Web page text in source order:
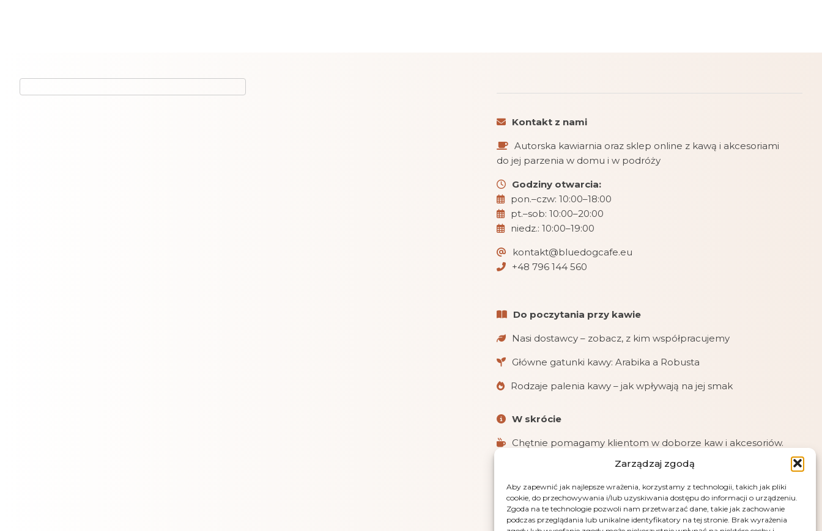
Zarządzaj zgodą
Aby zapewnić jak najlepsze wrażenia, korzystamy z technologii, takich jak pliki
cookie, do przechowywania i/lub uzyskiwania dostępu do informacji o urządzeniu.
Zgoda na te technologie pozwoli nam przetwarzać dane, takie jak zachowanie
podczas przeglądania lub unikalne identyfikatory na tej stronie. Brak wyrażenia
Kontakt z nami
Autorska kawiarnia oraz sklep online z kawą i akcesoriami
do jej parzenia w domu i w podróży
Godziny otwarcia:
pon.–czw: 10:00–18:00
pt.–sob: 10:00–20:00
niedz.: 10:00–19:00
kontakt@bluedogcafe.eu
+48 796 144 560
Do poczytania przy kawie
Nasi dostawcy – zobacz, z kim współpracujemy
Główne gatunki kawy: Arabika a Robusta
Rodzaje palenia kawy – jak wpływają na jej smak
W skrócie
Chętnie pomagamy klientom w doborze kaw i akcesoriów.
Realizujemy zamówienia online, mailowe i telefoniczne.
Obsługujemy płatności: kartą, przelewem (PayU), pobraniem
i gotówką przy odbiorze.